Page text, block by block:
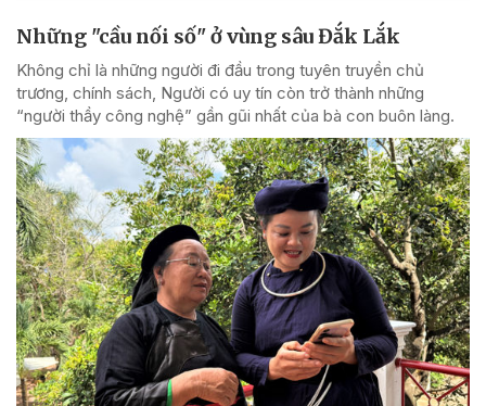
Những "cầu nối số" ở vùng sâu Đắk Lắk
Không chỉ là những người đi đầu trong tuyên truyền chủ
trương, chính sách, Người có uy tín còn trở thành những
“người thầy công nghệ” gần gũi nhất của bà con buôn làng.